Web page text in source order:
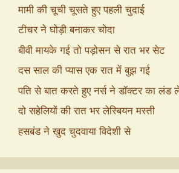
मामी की चूची चूसते हुए पहली चुदाई
टीचर ने घोड़ी बनाकर चोदा
बीवी मायके गई तो पड़ोसन से रात भर सेट
दस साल की प्यास एक रात में बुझ गई
पति से बात करते हुए नर्स ने डॉक्टर का लंड
दो सहेलियों की रात भर लेस्बियन मस्ती
हसबंड ने खुद चुदवाया विदेशी से